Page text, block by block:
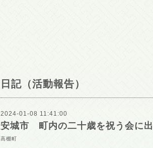
日記（活動報告）
2024-01-08 11:41:00
安城市 町内の二十歳を祝う会に
高棚町